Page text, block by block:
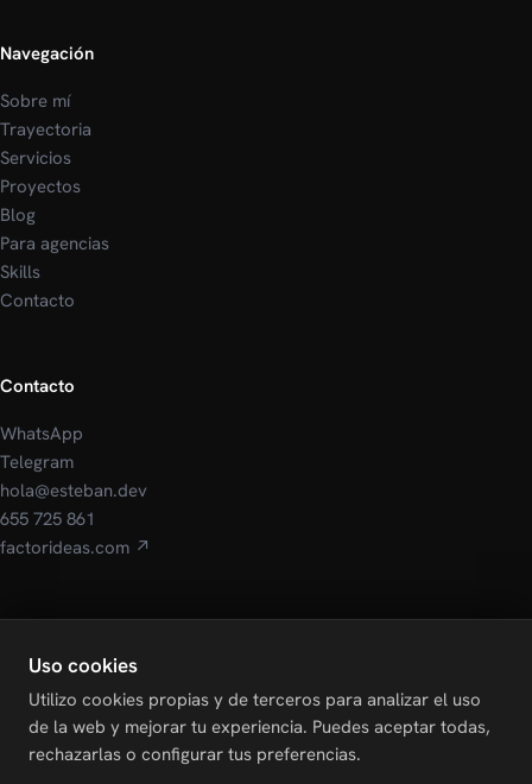
Navegación
Sobre mí
Trayectoria
Servicios
Proyectos
Blog
Para agencias
Skills
Contacto
Contacto
WhatsApp
Telegram
hola@esteban.dev
655 725 861
factorideas.com ↗
Aviso Legal
Política de Privacidad
Política de Cookies
Configurar cookies
Uso cookies
Utilizo cookies propias y de terceros para analizar el uso
de la web y mejorar tu experiencia. Puedes aceptar todas,
rechazarlas o configurar tus preferencias.